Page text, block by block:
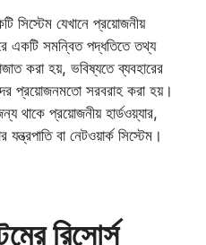
সিস্টেম যেখানে প্রয়োজনীয়
একটি সমন্বিত পদ্ধতিতে তথ্য
করা হয়, ভবিষ্যতে ব্যবহারের
প্রয়োজনমতাে সরবরাহ করা হয়।
থাকে প্রয়োজনীয় হার্ডওয়্যার,
বা নেটওয়ার্ক সিস্টেম।
রিসোর্স